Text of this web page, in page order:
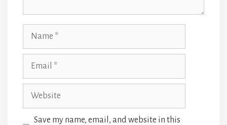
Website
Save my name, email, and website in this